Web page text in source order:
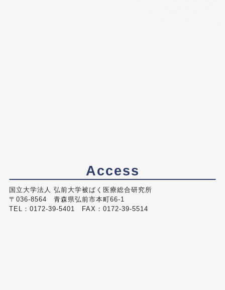
Access
国立大学法人 弘前大学被ばく医療総合研究所
〒036-8564 青森県弘前市本町66-1
TEL：0172-39-5401 FAX：0172-39-5514